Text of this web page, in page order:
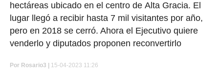
hectáreas ubicado en el centro de Alta Gracia. El
lugar llegó a recibir hasta 7 mil visitantes por año,
pero en 2018 se cerró. Ahora el Ejecutivo quiere
venderlo y diputados proponen reconvertirlo
Por Rosario3 | 15-04-2023 11:26